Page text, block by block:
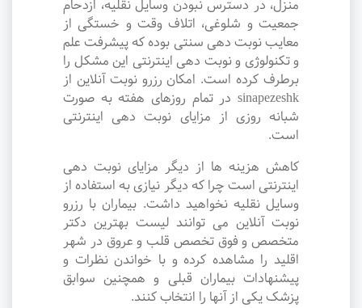
منزل، در دسترس نبودن وسایل نقلیه، ازدحام
جمعیت و شلوغی، اتلاف وقت و خستگی از
معایب نوبت دهی سنتی بوده که پیشرفت علم
و تکنولوژی و نوبت دهی اینترنتی این مشکل را
برطرف کرده است. امکان رزرو نوبت آنلاین از
sinapezeshk در تمام روزهای هفته به صورت
شبانه روزی از مزایای نوبت دهی اینترنتی
است.
کاهش هزینه ها از دیگر مزایای نوبت دهی
اینترنتی است چرا که دیگر نیازی به استفاده از
وسایل نقلیه نخواهید داشت. بیماران با رزرو
نوبت آنلاین می توانند لیست بهترین دکتر
متخصص و فوق تخصص قلب و عروق در شهر
اقلید را مشاهده کرده و با خواندن نظرات و
پیشنهادات بیماران قبلی و همچنین سوابق
پزشک یکی از آنها را انتخاب کنند.